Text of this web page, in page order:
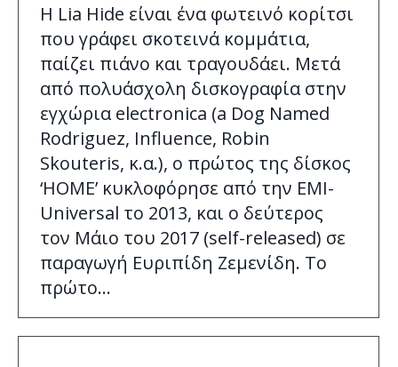
Η Lia Hide είναι ένα φωτεινό κορίτσι
που γράφει σκοτεινά κομμάτια,
παίζει πιάνο και τραγουδάει. Μετά
από πολυάσχολη δισκογραφία στην
εγχώρια electronica (a Dog Named
Rodriguez, Influence, Robin
Skouteris, κ.α.), ο πρώτος της δίσκος
‘HOME’ κυκλοφόρησε από την ΕΜΙ-
Universal το 2013, και o δεύτερος
τον Μάιο του 2017 (self-released) σε
παραγωγή Ευριπίδη Ζεμενίδη. Το
πρώτο…